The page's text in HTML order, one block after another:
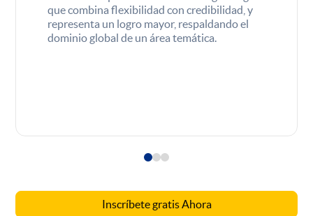
que combina flexibilidad con credibilidad, y
representa un logro mayor, respaldando el
dominio global de un área temática.
Inscríbete gratis Ahora